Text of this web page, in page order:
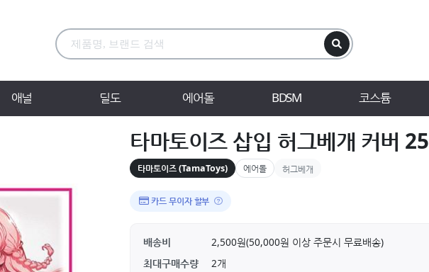
애널 딜도 에어돌 BDSM 코스튬
타마토이즈 삽입 허그베개 커버 25
타마토이즈 (TamaToys) 에어돌 허그베개
카드 무이자 할부
배송비
2,500원(50,000원 이상 주문시 무료배송)
최대구매수량
2개